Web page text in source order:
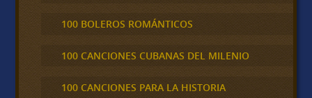
100 BOLEROS ROMÁNTICOS
100 CANCIONES CUBANAS DEL MILENIO
100 CANCIONES PARA LA HISTORIA